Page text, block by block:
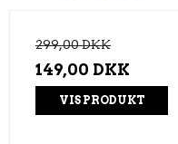
299,00 DKK
149,00 DKK
VIS PRODUKT